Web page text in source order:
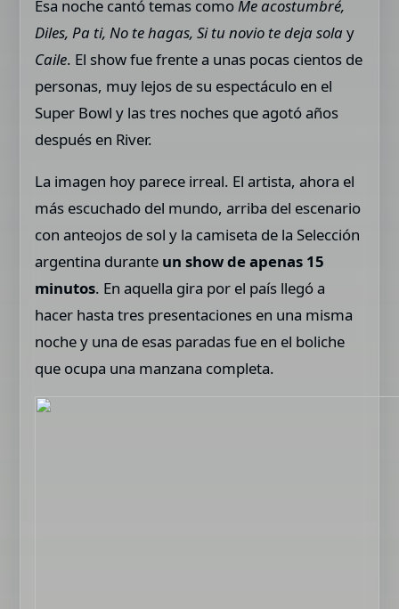
Esa noche cantó temas comoMe acostumbré,
Diles, Pa ti, No te hagas, Si tu novio te deja sola y
Caile. El show fue frente a unas pocas cientos de
personas, muy lejos de su espectáculo en el
Super Bowl y las tres noches que agotó años
después en River.
La imagen hoy parece irreal. El artista, ahora el
más escuchado del mundo, arriba del escenario
con anteojos de sol y la camiseta de la Selección
argentina durante un show de apenas 15
minutos. En aquella gira por el país llegó a
hacer hasta tres presentaciones en una misma
noche y una de esas paradas fue en el boliche
que ocupa una manzana completa.